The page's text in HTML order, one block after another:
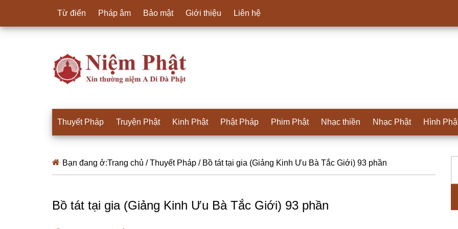
Từ điển Pháp âm Bảo mật Giới thiệu Liên hệ
Thuyết Pháp Truyện Phật Kinh Phật Phật Pháp Phim Phật Nhạc thiền Nhạc Phật Hình
Bạn đang ở:Trang chủ / Thuyết Pháp /Bồ tát tại gia (Giảng Kinh Ưu Bà Tắc Giới) 93 phần
Bồ tát tại gia (Giảng Kinh Ưu Bà Tắc Giới) 93 phần